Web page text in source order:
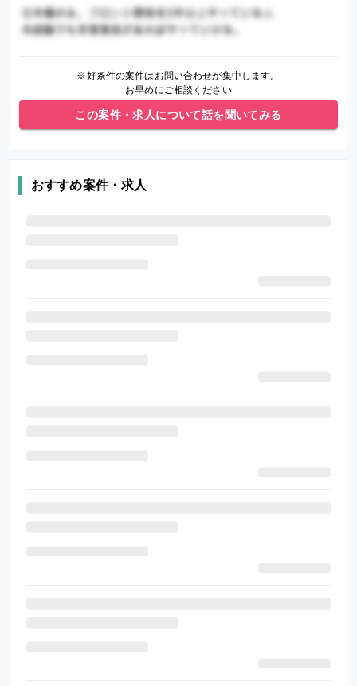
※好条件の案件はお問い合わせが集中します。
お早めにご相談ください
この案件・求人について話を聞いてみる
おすすめ案件・求人